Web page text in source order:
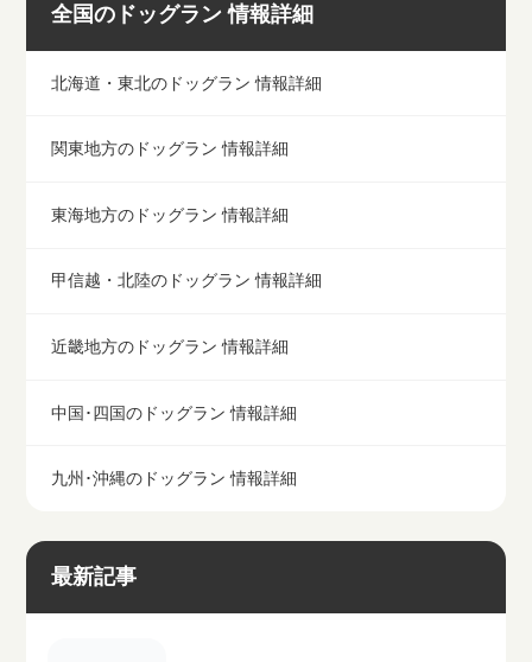
全国のドッグラン 情報詳細
北海道・東北のドッグラン 情報詳細
関東地方のドッグラン 情報詳細
東海地方のドッグラン 情報詳細
甲信越・北陸のドッグラン 情報詳細
近畿地方のドッグラン 情報詳細
中国･四国のドッグラン 情報詳細
九州･沖縄のドッグラン 情報詳細
最新記事